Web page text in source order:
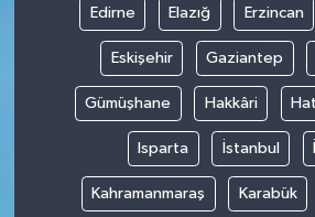
Edirne Elazığ Erzincan
Eskişehir Gaziantep
Gümüşhane Hakkâri
Isparta İstanbul
Kahramanmaraş Karabük